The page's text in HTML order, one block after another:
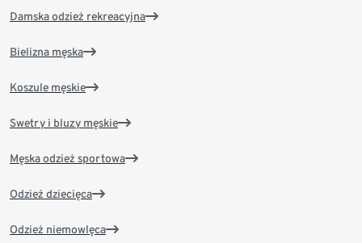
Damska odzież rekreacyjna
Bielizna męska
Koszule męskie
Swetry i bluzy męskie
Męska odzież sportowa
Odzież dziecięca
Odzież niemowlęca